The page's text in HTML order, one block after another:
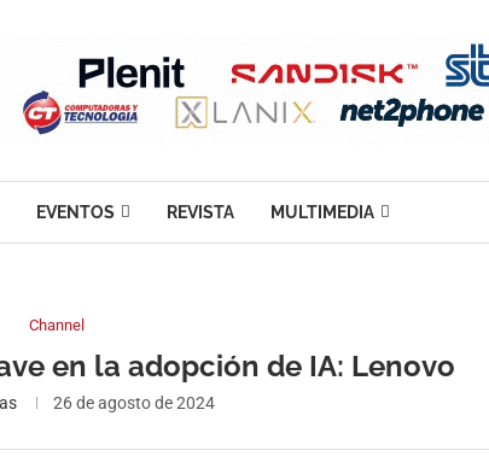
EVENTOS REVISTA MULTIMEDIA
Channel
en la adopción de IA: Lenovo
26 de agosto de 2024